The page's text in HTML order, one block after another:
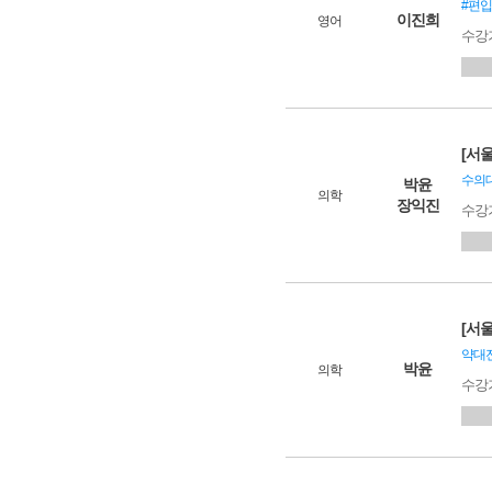
영어 이진희
#편
수
의학
박윤
장익진
[서
수의
수
의학 박윤
[서
약대
수